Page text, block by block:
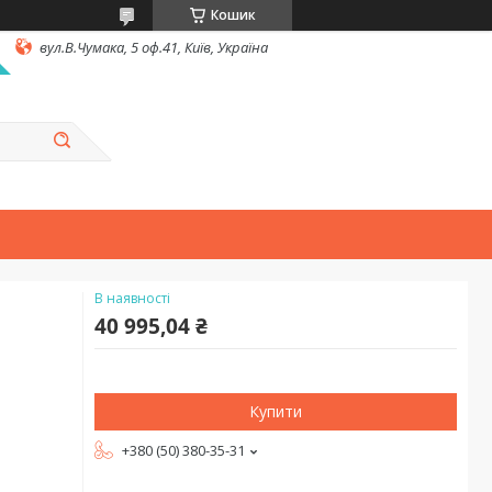
Кошик
вул.В.Чумака, 5 оф.41, Київ, Україна
В наявності
40 995,04 ₴
Купити
+380 (50) 380-35-31